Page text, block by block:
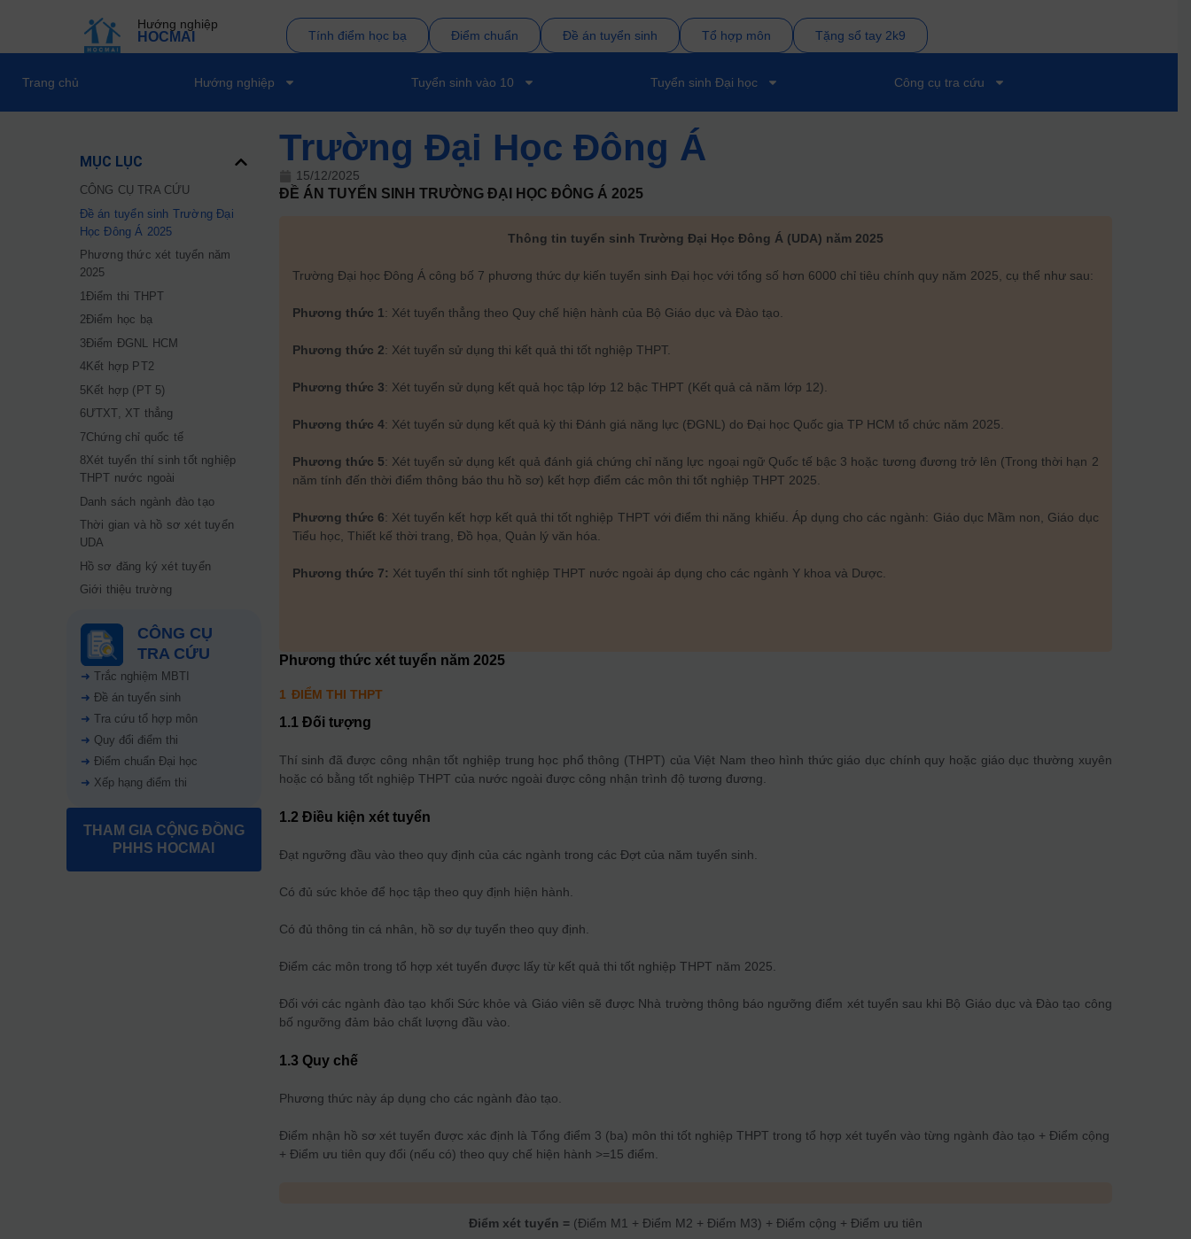
Hướng nghiệp
HOCMAI Tính điểm học bạ Điểm chuẩn Đề án tuyển sinh Tổ hợp môn Tặng sổ tay 2k9
Trang chủ Hướng nghiệp Tuyển sinh vào 10 Tuyển sinh Đại học Công cụ tra cứu
MỤC LỤC
CÔNG CỤ TRA CỨU
Đề án tuyển sinh Trường Đại
Học Đông Á 2025
Phương thức xét tuyển năm
2025
1Điểm thi THPT
2Điểm học bạ
3Điểm ĐGNL HCM
4Kết hợp PT2
5Kết hợp (PT 5)
6ƯTXT, XT thẳng
7Chứng chỉ quốc tế
8Xét tuyển thí sinh tốt nghiệp
THPT nước ngoài
Danh sách ngành đào tạo
Thời gian và hồ sơ xét tuyển
UDA
Hồ sơ đăng ký xét tuyển
Giới thiệu trường
CÔNG CỤ
TRA CỨU
➜ Trắc nghiệm MBTI
➜ Đề án tuyển sinh
➜ Tra cứu tổ hợp môn
➜ Quy đổi điểm thi
➜ Điểm chuẩn Đại học
➜ Xếp hạng điểm thi
THAM GIA CỘNG ĐỒNG
PHHS HOCMAI
Trường Đại Học Đông Á
15/12/2025
ĐỀ ÁN TUYỂN SINH TRƯỜNG ĐẠI HỌC ĐÔNG Á 2025
Thông tin tuyển sinh Trường Đại Học Đông Á (UDA) năm 2025
Trường Đại học Đông Á công bố 7 phương thức dự kiến tuyển sinh Đại học với tổng số hơn 6000 chỉ tiêu chính quy năm 2025, cụ thể như sau:
Phương thức 1: Xét tuyển thẳng theo Quy chế hiện hành của Bộ Giáo dục và Đào tạo.
Phương thức 2: Xét tuyển sử dụng thi kết quả thi tốt nghiệp THPT.
Phương thức 3: Xét tuyển sử dụng kết quả học tập lớp 12 bậc THPT (Kết quả cả năm lớp 12).
Phương thức 4: Xét tuyển sử dụng kết quả kỳ thi Đánh giá năng lực (ĐGNL) do Đại học Quốc gia TP HCM tổ chức năm 2025.
Phương thức 5: Xét tuyển sử dụng kết quả đánh giá chứng chỉ năng lực ngoại ngữ Quốc tế bậc 3 hoặc tương đương trở lên (Trong thời hạn 2
năm tính đến thời điểm thông báo thu hồ sơ) kết hợp điểm các môn thi tốt nghiệp THPT 2025.
Phương thức 6: Xét tuyển kết hợp kết quả thi tốt nghiệp THPT với điểm thi năng khiếu. Áp dụng cho các ngành: Giáo dục Mầm non, Giáo dục
Tiểu học, Thiết kế thời trang, Đồ họa, Quản lý văn hóa.
Phương thức 7: Xét tuyển thí sinh tốt nghiệp THPT nước ngoài áp dụng cho các ngành Y khoa và Dược.
Phương thức xét tuyển năm 2025
1 ĐIỂM THI THPT
1.1 Đối tượng
Thí sinh đã được công nhận tốt nghiệp trung học phổ thông (THPT) của Việt Nam theo hình thức giáo dục chính quy hoặc giáo dục thường xuyên
hoặc có bằng tốt nghiệp THPT của nước ngoài được công nhận trình độ tương đương.
1.2 Điều kiện xét tuyển
Đạt ngưỡng đầu vào theo quy định của các ngành trong các Đợt của năm tuyển sinh.
Có đủ sức khỏe để học tập theo quy định hiện hành.
Có đủ thông tin cá nhân, hồ sơ dự tuyển theo quy định.
Điểm các môn trong tổ hợp xét tuyển được lấy từ kết quả thi tốt nghiệp THPT năm 2025.
Đối với các ngành đào tạo khối Sức khỏe và Giáo viên sẽ được Nhà trường thông báo ngưỡng điểm xét tuyển sau khi Bộ Giáo dục và Đào tạo công
bố ngưỡng đảm bảo chất lượng đầu vào.
1.3 Quy chế
Phương thức này áp dụng cho các ngành đào tạo.
Điểm nhận hồ sơ xét tuyển được xác định là Tổng điểm 3 (ba) môn thi tốt nghiệp THPT trong tổ hợp xét tuyển vào từng ngành đào tạo + Điểm cộng
+ Điểm ưu tiên quy đổi (nếu có) theo quy chế hiện hành >=15 điểm.
Điểm xét tuyển =(Điểm M1 + Điểm M2 + Điểm M3) + Điểm cộng + Điểm ưu tiên